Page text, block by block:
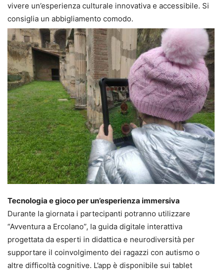
vivere un’esperienza culturale innovativa e accessibile. Si
consiglia un abbigliamento comodo.
Tecnologia e gioco per un’esperienza immersiva
Durante la giornata i partecipanti potranno utilizzare
“Avventura a Ercolano”, la guida digitale interattiva
progettata da esperti in didattica e neurodiversità per
supportare il coinvolgimento dei ragazzi con autismo o
altre difficoltà cognitive. L’app è disponibile sui tablet